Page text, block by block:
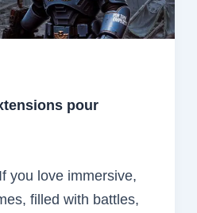
pour
you love immersive,
filled with battles,